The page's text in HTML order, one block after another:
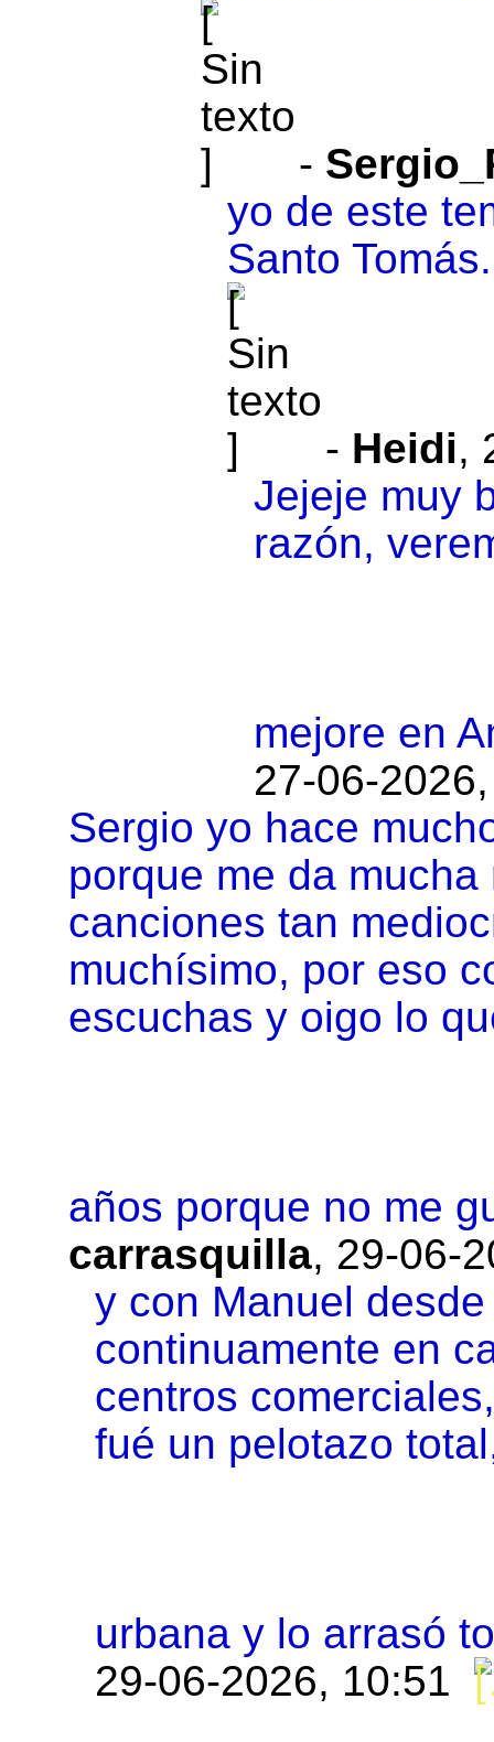
-
yo de este
Santo
- Heidi,
Jejeje muy
razón,
mejore en
27-06-
Sergio yo hace
porque me da
canciones tan
muchísimo, por eso
escuchas y oigo lo
años porque no me
carrasquilla, 29-06-
y con Manuel
continuamente en
centros
fué un pelotazo
urbana y lo arrasó
29-06-2026, 10:51